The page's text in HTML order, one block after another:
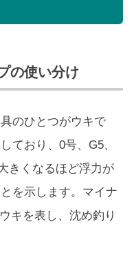
の使い分け
のひとつがウキで
ており、0号、G5、
きくなるほど浮力が
を示します。マイナ
キを表し、沈め釣り